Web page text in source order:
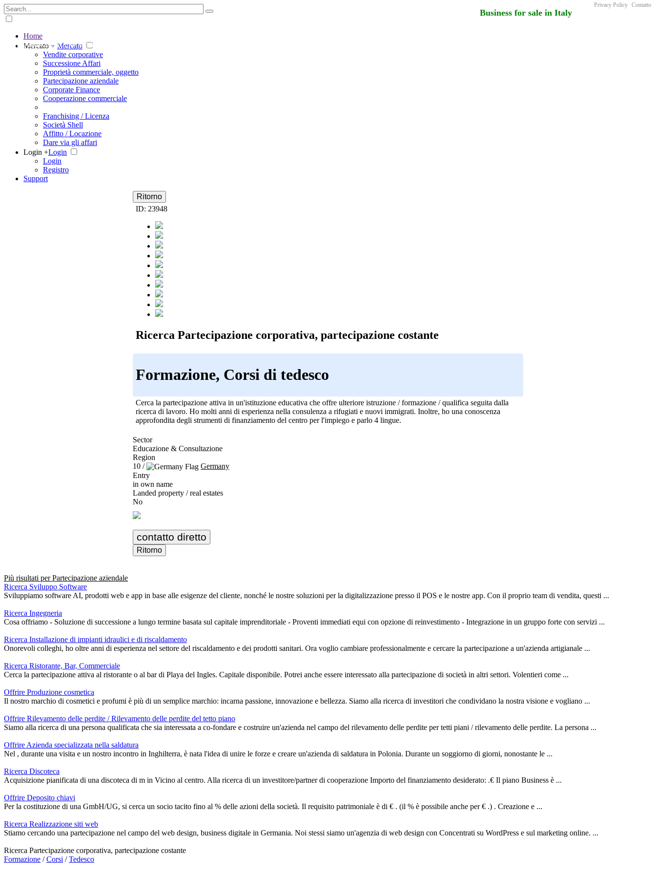
Business for sale in Italy
The big marketplace for business
Privacy Policy Contatto
Home
Mercato + Mercato
Vendite corporative
Successione Affari
Proprietà commerciale, oggetto
Partecipazione aziendale
Corporate Finance
Cooperazione commerciale
Franchising / Licenza
Società Shell
Affitto / Locazione
Dare via gli affari
Login +Login
Login
Registro
Support
Ritorno
ID: 23948
Ricerca Partecipazione corporativa, partecipazione costante
Formazione, Corsi di tedesco
Cerca la partecipazione attiva in un'istituzione educativa che offre ulteriore istruzione / formazione / qualifica seguita dalla
ricerca di lavoro. Ho molti anni di esperienza nella consulenza a rifugiati e nuovi immigrati. Inoltre, ho una conoscenza
approfondita degli strumenti di finanziamento del centro per l'impiego e parlo 4 lingue.
Sector
Educazione & Consultazione
Region
10 /
Germany
Entry
in own name
Landed property / real estates
No
contatto diretto
Ritorno
Più risultati perPartecipazione aziendale
Ricerca Sviluppo Software
Sviluppiamo software AI, prodotti web e app in base alle esigenze del cliente, nonché le nostre soluzioni per la digitalizzazione presso il POS e le nostre app. Con il proprio team di vendita, questi ...
Ricerca Ingegneria
Cosa offriamo - Soluzione di successione a lungo termine basata sul capitale imprenditoriale - Proventi immediati equi con opzione di reinvestimento - Integrazione in un gruppo forte con servizi ...
Ricerca Installazione di impianti idraulici e di riscaldamento
Onorevoli colleghi, ho oltre anni di esperienza nel settore del riscaldamento e dei prodotti sanitari. Ora voglio cambiare professionalmente e cercare la partecipazione a un'azienda artigianale ...
Ricerca Ristorante, Bar, Commerciale
Cerca la partecipazione attiva al ristorante o al bar di Playa del Ingles. Capitale disponibile. Potrei anche essere interessato alla partecipazione di società in altri settori. Volentieri come ...
Offrire Produzione cosmetica
Il nostro marchio di cosmetici e profumi è più di un semplice marchio: incarna passione, innovazione e bellezza. Siamo alla ricerca di investitori che condividano la nostra visione e vogliano ...
Offrire Rilevamento delle perdite / Rilevamento delle perdite del tetto piano
Siamo alla ricerca di una persona qualificata che sia interessata a co-fondare e costruire un'azienda nel campo del rilevamento delle perdite per tetti piani / rilevamento delle perdite. La persona ...
Offrire Azienda specializzata nella saldatura
Nel , durante una visita e un nostro incontro in Inghilterra, è nata l'idea di unire le forze e creare un'azienda di saldatura in Polonia. Durante un soggiorno di giorni, nonostante le ...
Ricerca Discoteca
Acquisizione pianificata di una discoteca di m in Vicino al centro. Alla ricerca di un investitore/partner di cooperazione Importo del finanziamento desiderato: .€ Il piano Business è ...
Offrire Deposito chiavi
Per la costituzione di una GmbH/UG, si cerca un socio tacito fino al % delle azioni della società. Il requisito patrimoniale è di € . (il % è possibile anche per € .) . Creazione e ...
Ricerca Realizzazione siti web
Stiamo cercando una partecipazione nel campo del web design, business digitale in Germania. Noi stessi siamo un'agenzia di web design con Concentrati su WordPress e sul marketing online. ...
Ricerca Partecipazione corporativa, partecipazione costante
Formazione /Corsi /Tedesco